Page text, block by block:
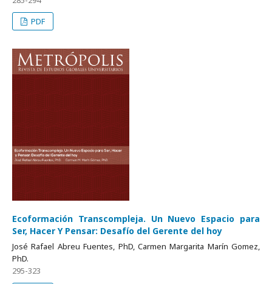
PDF
Ecoformación Transcompleja. Un Nuevo Espacio para
Ser, Hacer Y Pensar: Desafío del Gerente del hoy
José Rafael Abreu Fuentes, PhD, Carmen Margarita Marín Gomez,
PhD.
295-323